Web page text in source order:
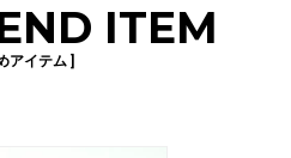
ITEM
アイテム ]